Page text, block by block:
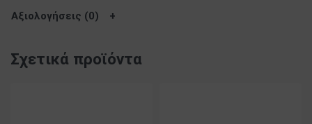
Αξιολογήσεις (0)
Σχετικά προϊόντα